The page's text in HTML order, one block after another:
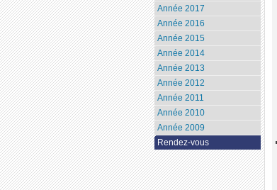
Année 2017
Année 2016
Année 2015
Année 2014
Année 2013
Année 2012
Année 2011
Année 2010
Année 2009
Rendez-vous